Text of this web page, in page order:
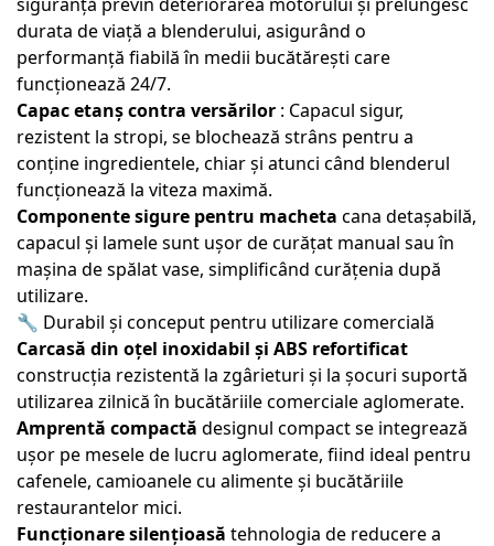
durata de viață a blenderului, asigurând o
performanță fiabilă în medii bucătărești care
funcționează 24/7.
Capac etanș contra versărilor : Capacul sigur,
rezistent la stropi, se blochează strâns pentru a
conține ingredientele, chiar și atunci când blenderul
funcționează la viteza maximă.
Componente sigure pentru macheta cana detașabilă,
capacul și lamele sunt ușor de curățat manual sau în
mașina de spălat vase, simplificând curățenia după
utilizare.
🔧 Durabil și conceput pentru utilizare comercială
Carcasă din oțel inoxidabil și ABS refortificat
construcția rezistentă la zgârieturi și la șocuri suportă
utilizarea zilnică în bucătăriile comerciale aglomerate.
Amprentă compactă designul compact se integrează
ușor pe mesele de lucru aglomerate, fiind ideal pentru
cafenele, camioanele cu alimente și bucătăriile
restaurantelor mici.
Funcționare silențioasă tehnologia de reducere a